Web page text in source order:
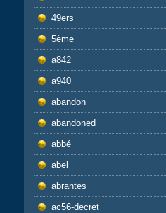
49ers
5ème
a842
a940
abandon
abandoned
abbé
abel
abrantes
ac56-decret